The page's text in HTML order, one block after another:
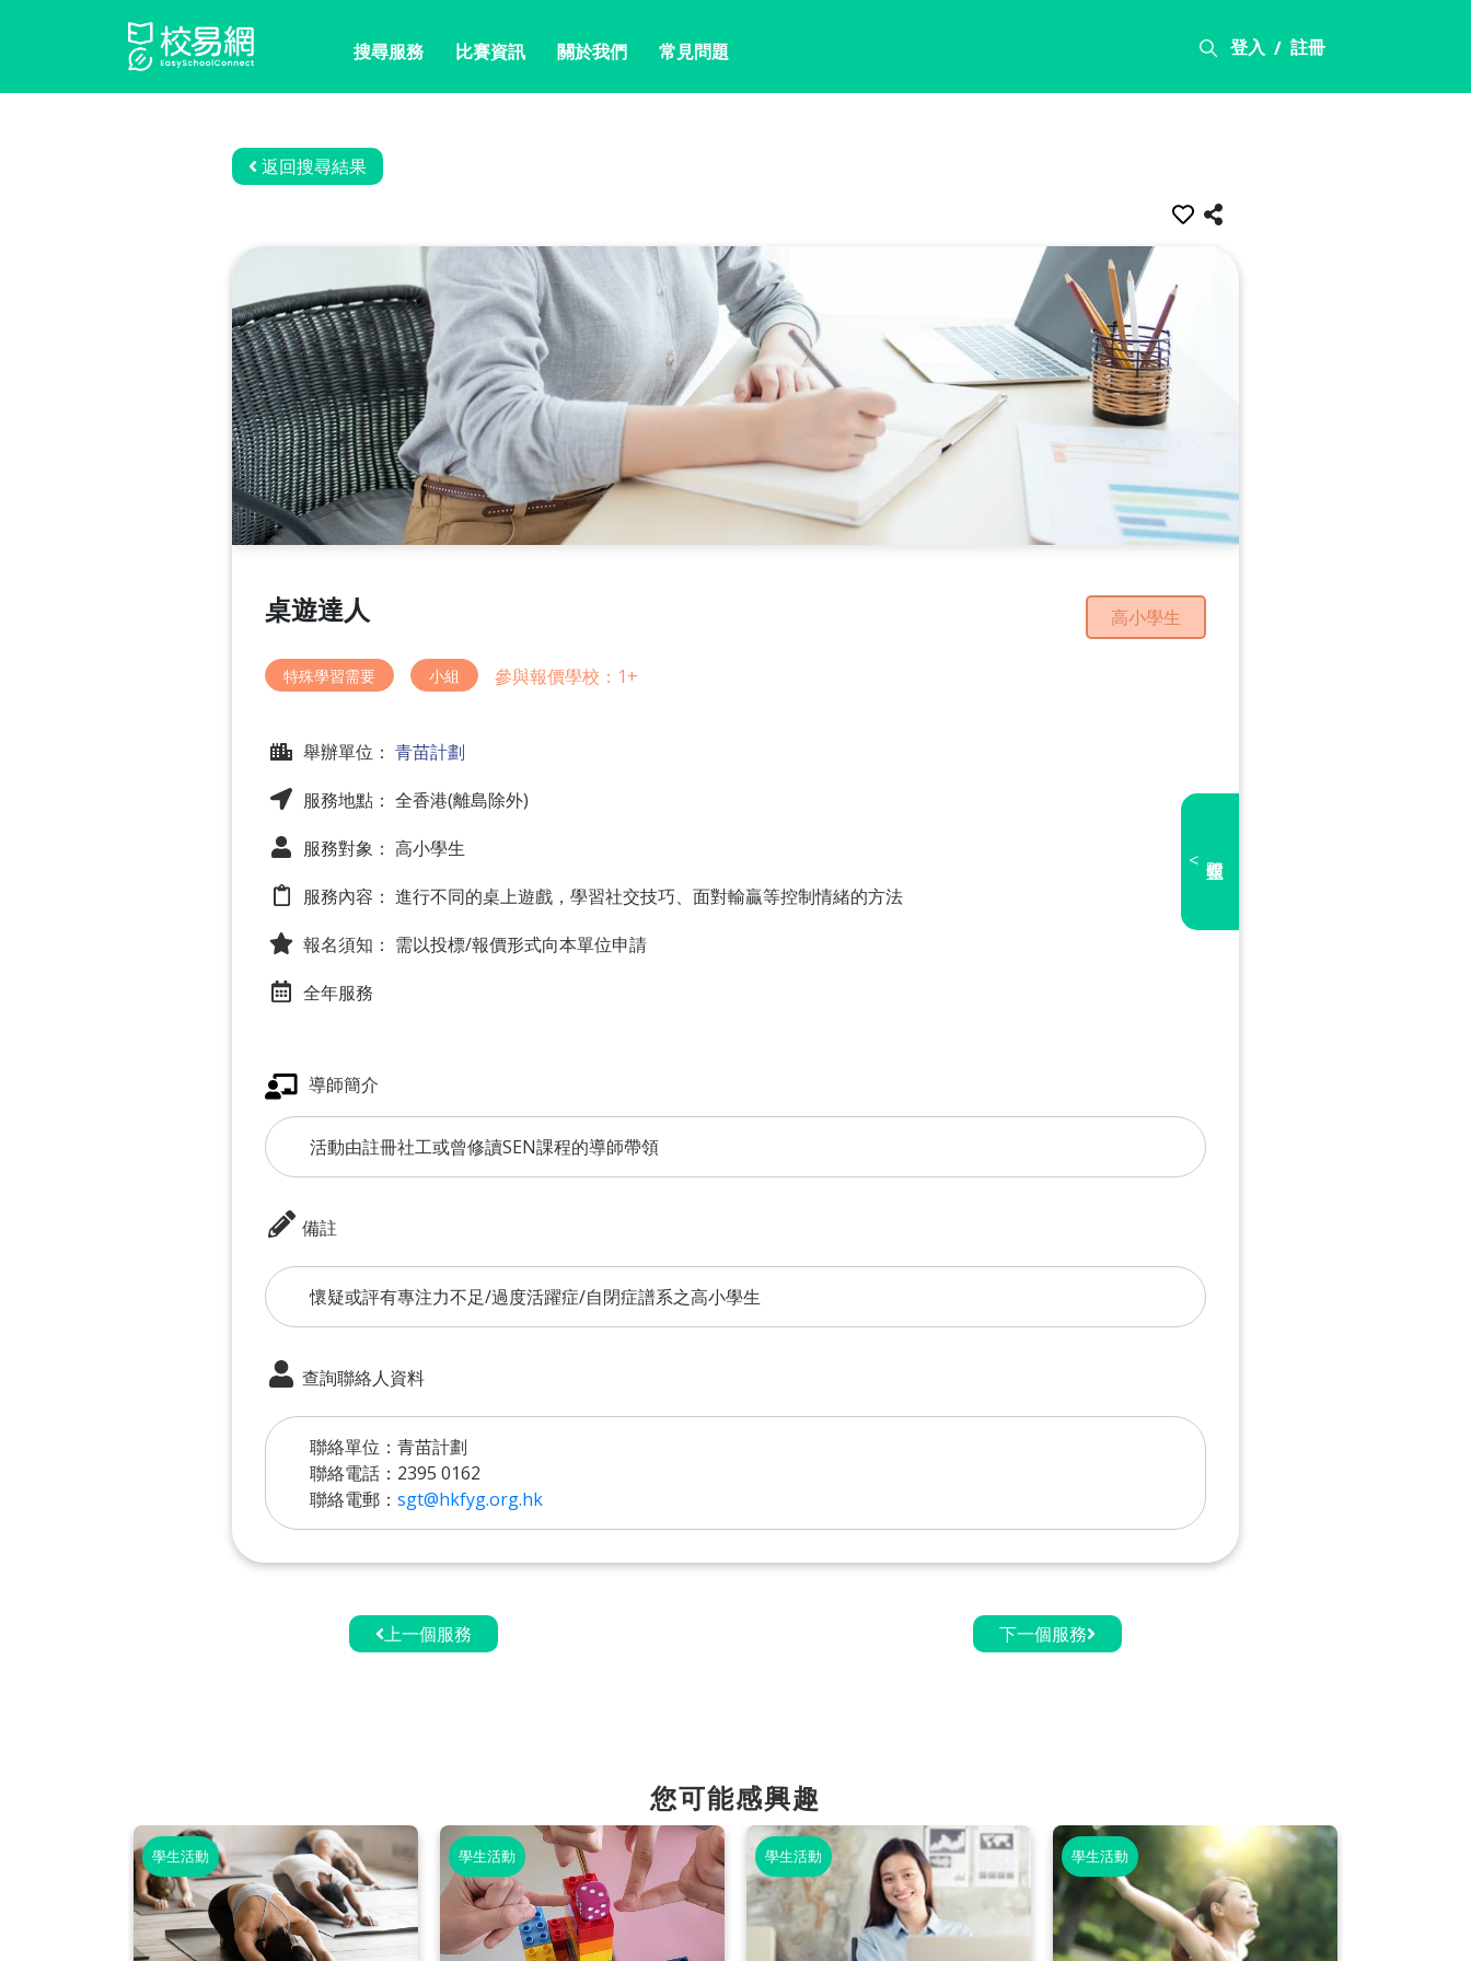
登入 / 註冊
搜尋服務 比賽資訊 關於我們 常見問題
返回搜尋結果
桌遊達人 高小學生
特殊學習需要 小組 參與報價學校：1+
舉辦單位： 青苗計劃
服務地點： 全香港(離島除外)
服務對象： 高小學生
服務內容： 進行不同的桌上遊戲，學習社交技巧、面對輸贏等控制情緒的方法
報名須知： 需以投標/報價形式向本單位申請
全年服務
導師簡介
活動由註冊社工或曾修讀SEN課程的導師帶領
備註
懷疑或評有專注力不足/過度活躍症/自閉症譜系之高小學生
查詢聯絡人資料
聯絡單位：青苗計劃
聯絡電話：2395 0162
聯絡電郵： sgt@hkfyg.org.hk
<
上一個服務 下一個服務
您可能感興趣
學生活動 學生活動 學生活動 學生活動